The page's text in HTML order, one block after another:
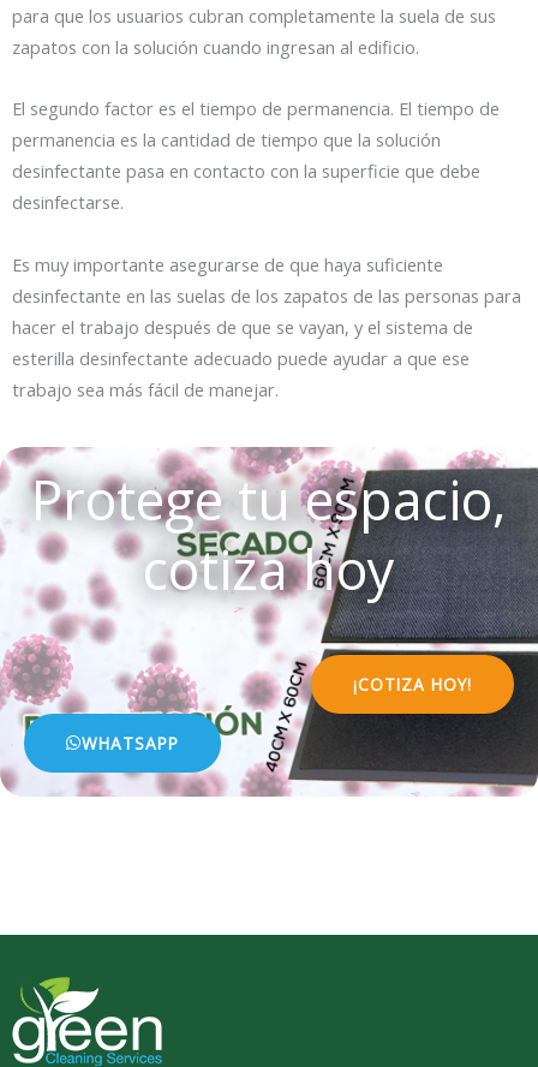
para que los usuarios cubran completamente la suela de sus
zapatos con la solución cuando ingresan al edificio.
El segundo factor es el tiempo de permanencia. El tiempo de
permanencia es la cantidad de tiempo que la solución
desinfectante pasa en contacto con la superficie que debe
desinfectarse.
Es muy importante asegurarse de que haya suficiente
desinfectante en las suelas de los zapatos de las personas para
hacer el trabajo después de que se vayan, y el sistema de
esterilla desinfectante adecuado puede ayudar a que ese
trabajo sea más fácil de manejar.
Protege tu espacio,
cotiza hoy
¡COTIZA HOY!
WHATSAPP